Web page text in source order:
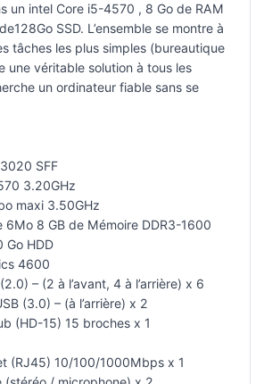
un intel Core i5-4570 , 8 Go de RAM
SSD. L’ensemble se montre à
tâches les plus simples (bureautique
une véritable solution à tous les
un ordinateur fiable sans se
SFF
3.20GHz
maxi 3.50GHz
6Mo 8 GB de Mémoire DDR3-1600
Go HDD
4600
– (2 à l’avant, 4 à l’arrière) x 6
(3.0) – (à l’arrière) x 2
(HD-15) 15 broches x 1
(RJ45) 10/100/1000Mbps x 1